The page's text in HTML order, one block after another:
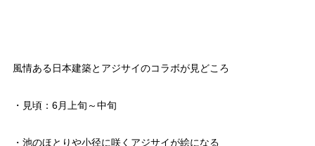
風情ある日本建築とアジサイのコラボが見どころ
・見頃：6月上旬～中旬
・池のほとりや小径に咲くアジサイが絵になる